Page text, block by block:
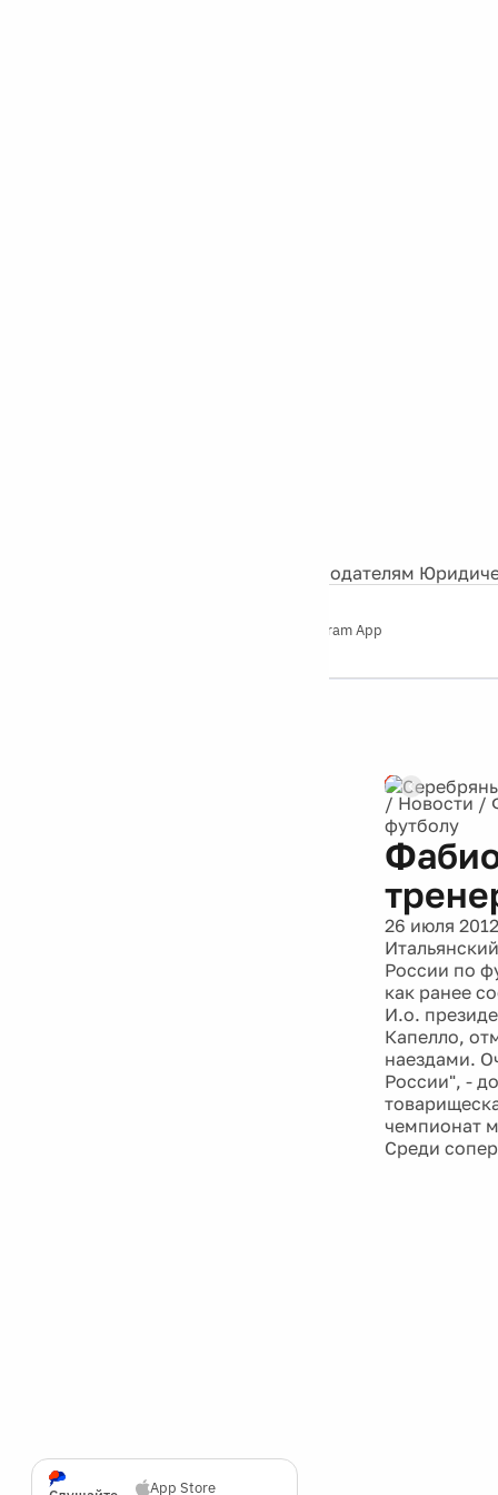
Рекламодателям
Telegram App
App Store
/ Новости /
футболу
26 июля 2012
России по
как ранее
И.о.
Капелло,
наездами.
России", -
чемпионат
Среди